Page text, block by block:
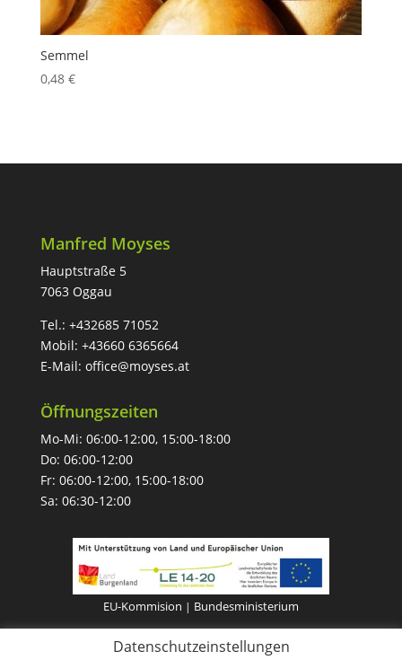
Semmel
0,48 €
Manfred Moyses
Hauptstraße 5
7063 Oggau
Tel.: +432685 71052
Mobil: +43660 6365664
E-Mail: office@moyses.at
Öffnungszeiten
Mo-Mi: 06:00-12:00, 15:00-18:00
Do: 06:00-12:00
Fr: 06:00-12:00, 15:00-18:00
Sa: 06:30-12:00
EU-Kommision | Bundesministerium
Datenschutz
Datenschutzeinstellungen